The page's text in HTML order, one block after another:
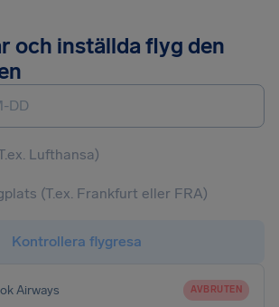
och inställda flyg den
DD
Kontrollera flygresa
Airways AVBRUTEN